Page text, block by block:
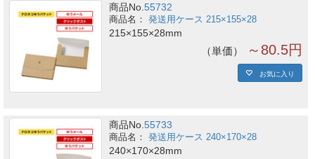
商品No.55732
発送用ケース 215×155×28
215×155×28mm
単価 ～80.5円
お気に入り
商品No.55733
発送用ケース 240×170×28
240×170×28mm